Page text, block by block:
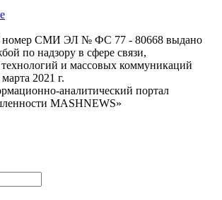
номер СМИ ЭЛ № ФС 77 - 80668 выдано
по надзору в сфере связи,
и массовых коммуникаций
2021 г.
аналитический портал
MASHNEWS»